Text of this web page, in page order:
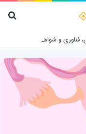
و شواهد علمی